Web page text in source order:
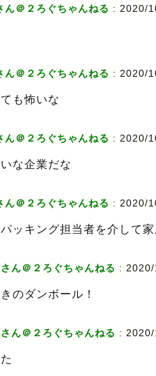
ん＠２ろぐちゃんねる : 2020/
ん＠２ろぐちゃんねる : 2020/
も怖いな
ん＠２ろぐちゃんねる : 2020/
な企業だな
ん＠２ろぐちゃんねる : 2020/
ッキング担当者を介して
ん＠２ろぐちゃんねる :
のダンボール！
ん＠２ろぐちゃんねる :